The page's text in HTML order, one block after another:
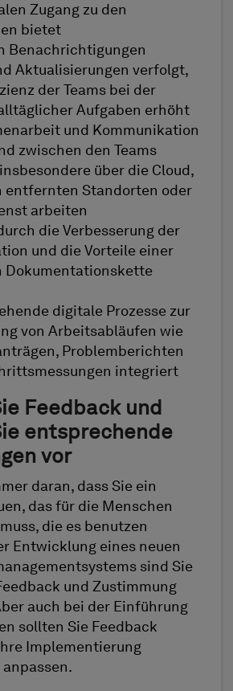
Zugang zu den
bietet
Benachrichtigungen
Aktualisierungen verfolgt,
der Teams bei der
Aufgaben erhöht
und Kommunikation
zwischen den Teams
über die Cloud,
entfernten Standorten oder
arbeiten
die Verbesserung der
und die Vorteile einer
Dokumentationskette
digitale Prozesse zur
von Arbeitsabläufen wie
Problemberichten
integriert
Feedback und
entsprechende
vor
daran, dass Sie ein
das für die Menschen
die es benutzen
Entwicklung eines neuen
sind Sie
und Zustimmung
auch bei der Einführung
sollten Sie Feedback
Implementierung